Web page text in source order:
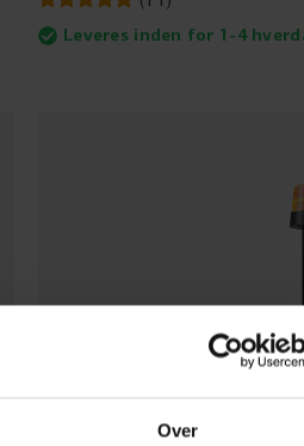
Over
Leveres inden for 1-4